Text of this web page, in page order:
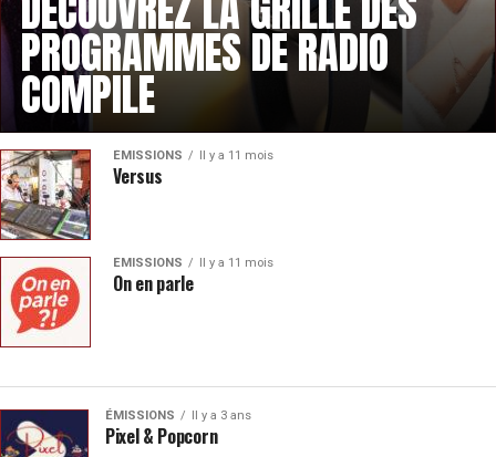
PROGRAMMES DE RADIO
COMPILE
ÉMISSIONS Il y a 11 mois
Versus
ÉMISSIONS Il y a 11 mois
On en parle
ÉMISSIONS Il y a 3 ans
Pixel & Popcorn